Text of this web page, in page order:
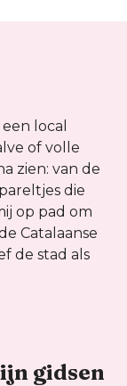
local
of volle
zien: van de
die
op pad om
Catalaanse
de stad als
gidsen